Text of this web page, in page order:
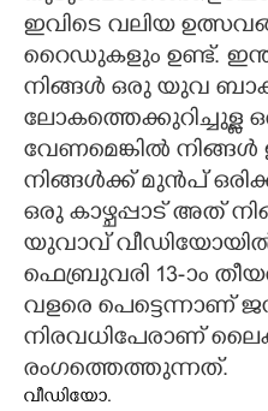
ഇവിടെ വലിയ
റെെഡുകളും ഉണ്ട്.
നിങ്ങൾ ഒരു യുവ
ലോകത്തെക്കുറിച്ചുള്ള
വേണമെങ്കിൽ
നിങ്ങൾക്ക് മുൻപ്
ഒരു കാഴ്ചപ്പാട് അത്
യുവാവ്
ഫെബ്രുവരി 13-ാം
വളരെ പെട്ടെന്നാണ്
നിരവധിപേരാണ്
രംഗത്തെത്തുന്നത്.
വീഡിയോ.